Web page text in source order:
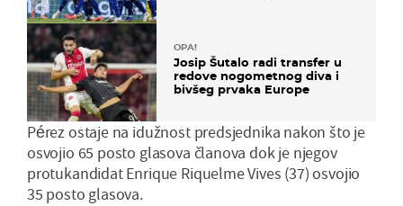
OPA!
Josip Šutalo radi transfer u
redove nogometnog diva i
bivšeg prvaka Europe
Pérez ostaje na idužnost predsjednika nakon što je
osvojio 65 posto glasova članova dok je njegov
protukandidat Enrique Riquelme Vives (37) osvojio
35 posto glasova.